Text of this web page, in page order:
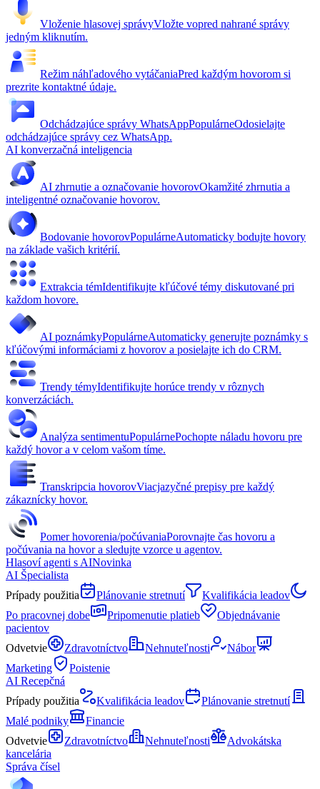
Vloženie hlasovej správyVložte vopred nahrané správy
jedným kliknutím.
Režim náhľadového vytáčaniaPred každým hovorom si
prezrite kontaktné údaje.
Odchádzajúce správy WhatsAppPopulárneOdosielajte
odchádzajúce správy cez WhatsApp.
AI konverzačná inteligencia
AI zhrnutie a označovanie hovorovOkamžité zhrnutia a
inteligentné označovanie hovorov.
Bodovanie hovorovPopulárneAutomaticky bodujte hovory
na základe vašich kritérií.
Extrakcia témIdentifikujte kľúčové témy diskutované pri
každom hovore.
AI poznámkyPopulárneAutomaticky generujte poznámky s
kľúčovými informáciami z hovorov a posielajte ich do CRM.
Trendy témyIdentifikujte horúce trendy v rôznych
konverzáciách.
Analýza sentimentuPopulárnePochopte náladu hovoru pre
každý hovor a v celom vašom tíme.
Transkripcia hovorovViacjazyčné prepisy pre každý
zákaznícky hovor.
Pomer hovorenia/počúvaniaPorovnajte čas hovoru a
počúvania na hovor a sledujte vzorce u agentov.
Hlasoví agenti s AINovinka
AI Špecialista
Prípady použitia
Plánovanie stretnutí
Kvalifikácia leadov
Po pracovnej dobe
Pripomenutie platieb
Objednávanie
pacientov
Odvetvie
Zdravotníctvo Nehnuteľnosti
Nábor
Marketing
Poistenie
AI Recepčná
Prípady použitia
Kvalifikácia leadov
Plánovanie stretnutí
Malé podniky
Financie
Odvetvie
Zdravotníctvo Nehnuteľnosti
Advokátska
kancelária
Správa čísel